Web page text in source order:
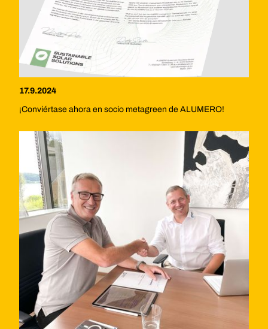
17.9.2024
¡Conviértase ahora en socio metagreen de ALUMERO!